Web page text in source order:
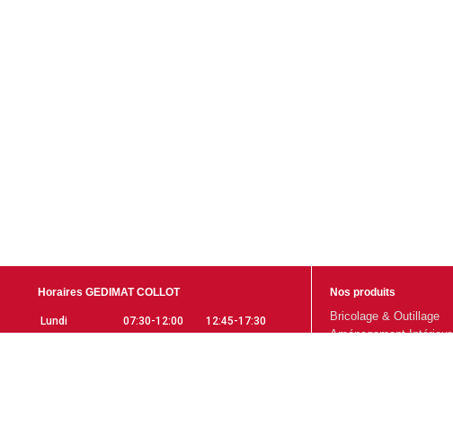
Horaires GEDIMAT COLLOT
Lundi 07:30-12:00
12:45-17:30
Nos produits
Bricolage & Outillage
Aménagement Intérieur